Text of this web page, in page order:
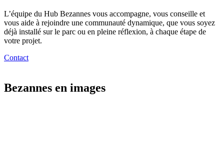
L’équipe du Hub Bezannes vous accompagne, vous conseille et
vous aide à rejoindre une communauté dynamique, que vous soyez
déjà installé sur le parc ou en pleine réflexion, à chaque étape de
votre projet.
Contact
Bezannes en images